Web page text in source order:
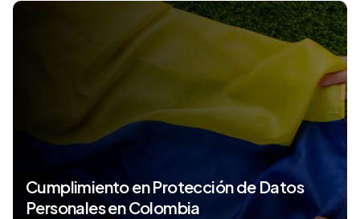
Cumplimiento en Protección de Datos
Personales en Colombia